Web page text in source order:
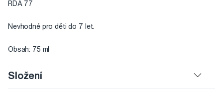
RDA 77
Nevhodné pro děti do 7 let.
Obsah: 75 ml
Složení